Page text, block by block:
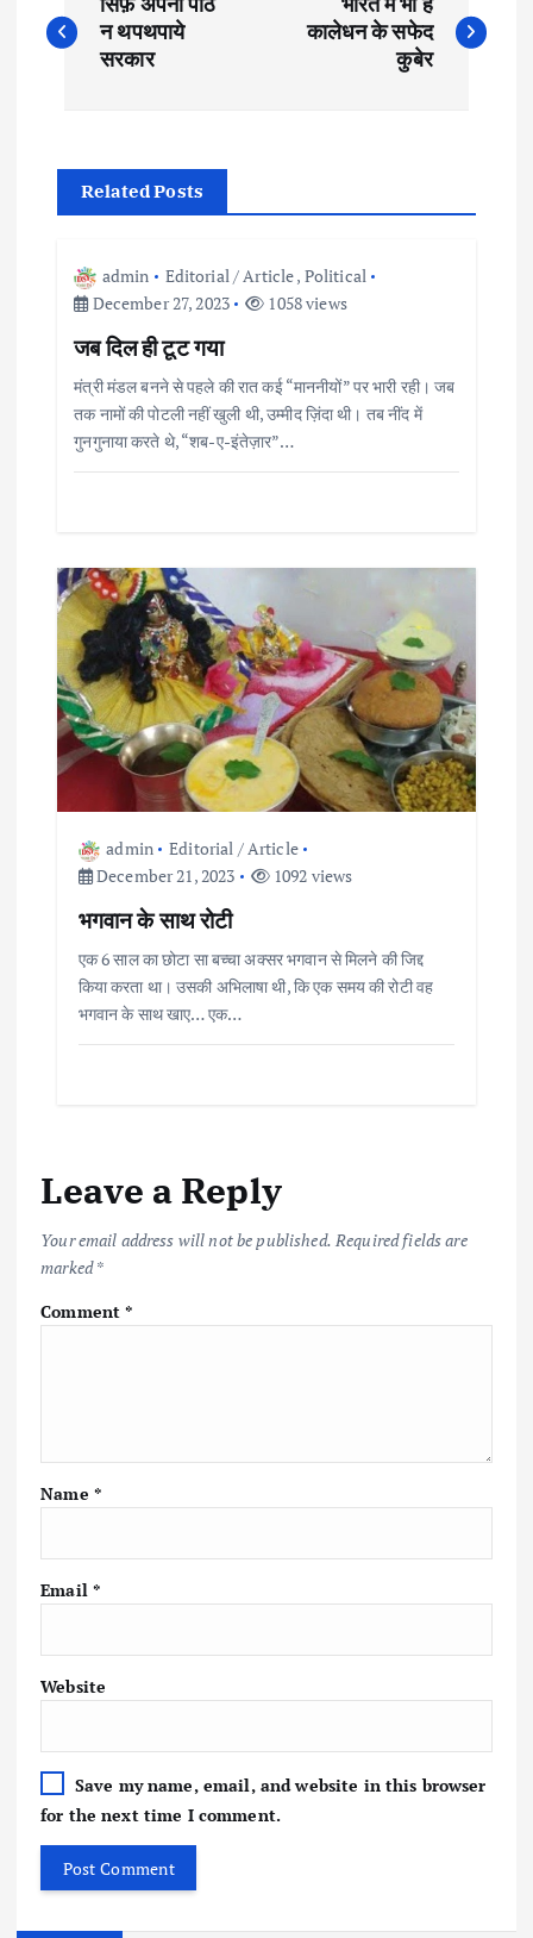
o
t
n
t
o
n
न थपथपाये
सरकार
कालेधन के सफेद
कुबेर
Related Posts
admin Editorial / Article, Political
December 27, 2023
1058 views
जब दिल ही टूट गया
मंत्री मंडल बनने से पहले की रात कई “माननीयों” पर भारी रही। जब
तक नामों की पोटली नहीं खुली थी, उम्मीद ज़िंदा थी। तब नींद में
गुनगुनाया करते थे, “शब-ए-इंतेज़ार”…
admin
Editorial / Article
December 21, 2023
1092 views
भगवान के साथ रोटी
एक 6 साल का छोटा सा बच्चा अक्सर भगवान से मिलने की जिद्द
किया करता था। उसकी अभिलाषा थी, कि एक समय की रोटी वह
भगवान के साथ खाए… एक…
Leave a Reply
Your email address will not be published. Required fields are
marked*
Comment*
Name *
Email *
Website
Save my name, email, and website in this browser
for the next time I comment.